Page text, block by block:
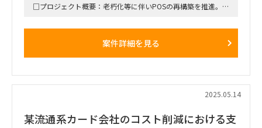
・勤務場所：リモート勤務中心だが、週1でA社の客先出張あ
あり、東京や横浜の販売会社への訪問（ヒアリング）もある見
□プロジェクト概要：老朽化等に伴いPOSの再構築を推進。
ーPJ横断課題の解消に向けた対応や、関連PJとの調整
■チームリーダ補佐
案件詳細を見る
2025.05.14
某流通系カード会社のコスト削減における支